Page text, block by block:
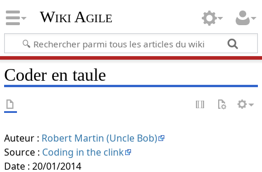
Wiki Agile
Coder en taule
Auteur : Robert Martin (Uncle Bob)
Source : Coding in the clink
Date : 20/01/2014